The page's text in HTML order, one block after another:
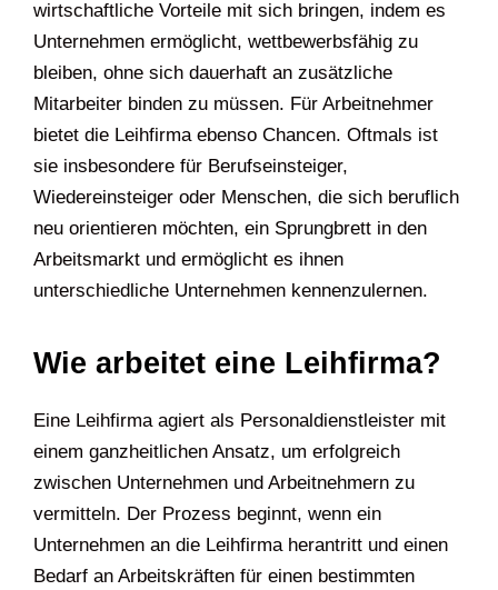
wirtschaftliche Vorteile mit sich bringen, indem es
Unternehmen ermöglicht, wettbewerbsfähig zu
bleiben, ohne sich dauerhaft an zusätzliche
Mitarbeiter binden zu müssen. Für Arbeitnehmer
bietet die Leihfirma ebenso Chancen. Oftmals ist
sie insbesondere für Berufseinsteiger,
Wiedereinsteiger oder Menschen, die sich beruflich
neu orientieren möchten, ein Sprungbrett in den
Arbeitsmarkt und ermöglicht es ihnen
unterschiedliche Unternehmen kennenzulernen.
Wie arbeitet eine Leihfirma?
Eine Leihfirma agiert als Personaldienstleister mit
einem ganzheitlichen Ansatz, um erfolgreich
zwischen Unternehmen und Arbeitnehmern zu
vermitteln. Der Prozess beginnt, wenn ein
Unternehmen an die Leihfirma herantritt und einen
Bedarf an Arbeitskräften für einen bestimmten